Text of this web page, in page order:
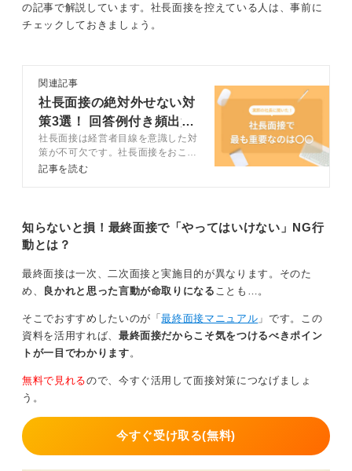
これまでの面接との大きな違いはない
り、これまでの面接との大きな違いはないので、同じ姿
勢で挑んで問題ありません。
ただし、多少は企業の社風などに合わせる発言を織り込
んだほうが良いとは思います。
の記事で解説しています。社長面接を控えている人は、事前に
チェックしておきましょう。
関連記事
社長面接の絶対外せない対
策3選！ 回答例付き頻出質
問も
社長面接は経営者目線を意識した対
策が不可欠です。社長面接をおこな
う企業は採用をかなり重視している
の回答例などを、キャリアコンサル
タントとともに解説するので、参考
にして内定を掴み取ってください。
記事を読む
知らないと損！最終面接で「やってはいけない」NG行
動とは？
最終面接は一次、二次面接と実施目的が異なります。そのた
め、
良かれと思った言動が命取りになる ことも…。
そこでおすすめしたいのが「最終面接マニュアル 」です。この
資料を活用すれば、 最終面接だからこそ気をつけるべきポイン
トが一目でわかります。
無料で見れるので、今すぐ活用して面接対策につなげましょ
う。
今すぐ受け取る(無料)